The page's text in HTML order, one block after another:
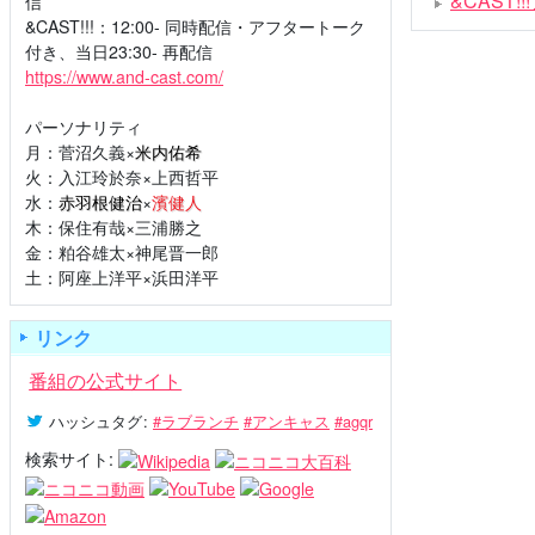
&CAST!!!：12:00- 同時配信・アフタートーク
付き、当日23:30- 再配信
https://www.and-cast.com/
パーソナリティ
月：菅沼久義×米内佑希
火：入江玲於奈×上西哲平
水： 赤羽根健治×濱健人
木：保住有哉×三浦勝之
金：粕谷雄太×神尾晋一郎
土：阿座上洋平×浜田洋平
リンク
番組の公式サイト
ハッシュタグ: #ラブランチ #アンキャス #agqr
検索サイト: